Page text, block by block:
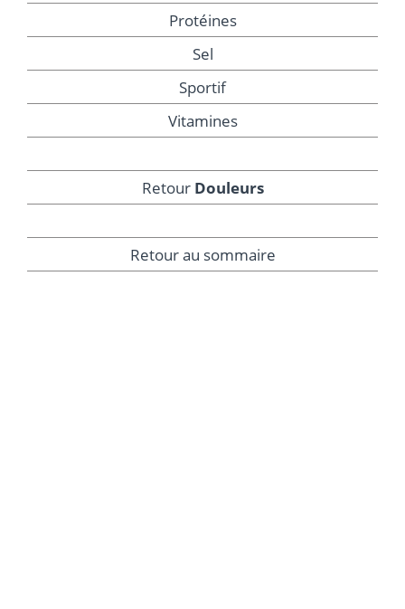
Protéines
Sel
Sportif
Vitamines
Retour Douleurs
Retour au sommaire